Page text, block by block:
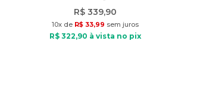
R$ 339,90
10x de R$ 33,99 sem juros
R$ 322,90 à vista no pix